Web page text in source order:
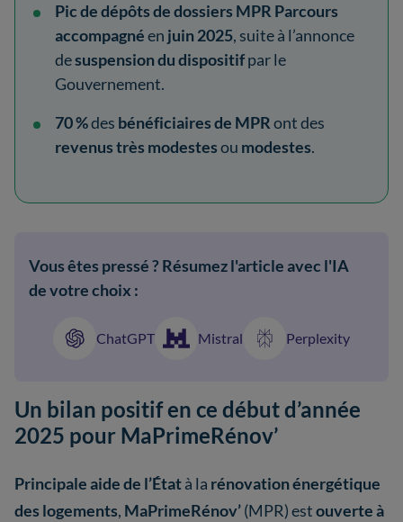
Pic de dépôts de dossiers MPR Parcours
accompagnéen juin 2025, suite à l’annonce
desuspension du dispositifpar le
Gouvernement.
70 %des bénéficiaires de MPRont des
revenus très modestesou modestes.
Vous êtes pressé ? Résumez l'article avec l'IA
de votre choix :
ChatGPT Mistral Perplexity
Un bilan positif en ce début d’année
2025 pour MaPrimeRénov’
Principale aide de l’Étatà la rénovation énergétique
des logements, MaPrimeRénov’(MPR) estouverte à